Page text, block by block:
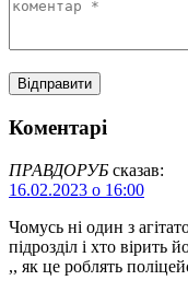
Коментарі
ПРАВДОРУБ сказав:
16.02.2023 о 16:00
Чомусь ні один з
підрозділ і хто вірить
,, як це роблять